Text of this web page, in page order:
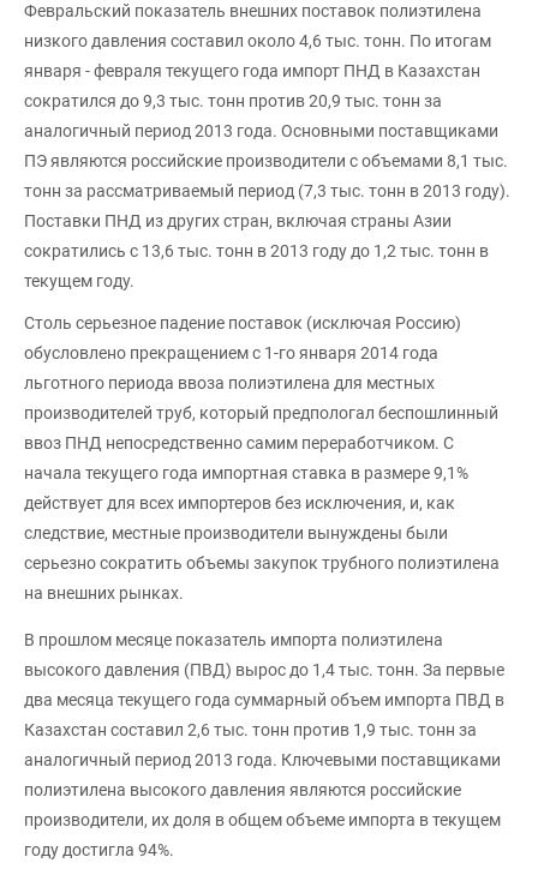
Февральский показатель внешних поставок полиэтилена
низкого давления составил около 4,6 тыс. тонн. По итогам
января - февраля текущего года импорт ПНД в Казахстан
сократился до 9,3 тыс. тонн против 20,9 тыс. тонн за
аналогичный период 2013 года. Основными поставщиками
ПЭ являются российские производители с объемами 8,1 тыс.
тонн за рассматриваемый период (7,3 тыс. тонн в 2013 году).
Поставки ПНД из других стран, включая страны Азии
сократились с 13,6 тыс. тонн в 2013 году до 1,2 тыс. тонн в
текущем году.
Столь серьезное падение поставок (исключая Россию)
обусловлено прекращением с 1-го января 2014 года
льготного периода ввоза полиэтилена для местных
производителей труб, который предпологал беспошлинный
ввоз ПНД непосредственно самим переработчиком. С
начала текущего года импортная ставка в размере 9,1%
действует для всех импортеров без исключения, и, как
следствие, местные производители вынуждены были
серьезно сократить объемы закупок трубного полиэтилена
на внешних рынках.
В прошлом месяце показатель импорта полиэтилена
высокого давления (ПВД) вырос до 1,4 тыс. тонн. За первые
два месяца текущего года суммарный объем импорта ПВД в
Казахстан составил 2,6 тыс. тонн против 1,9 тыс. тонн за
аналогичный период 2013 года. Ключевыми поставщиками
полиэтилена высокого давления являются российские
производители, их доля в общем объеме импорта в текущем
году достигла 94%.